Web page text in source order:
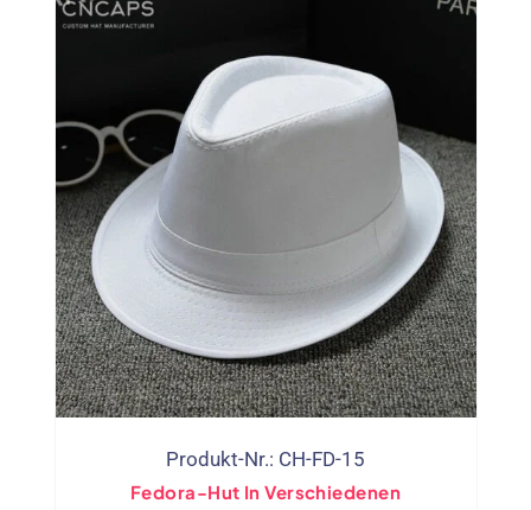
Produkt-Nr.: CH-FD-15
Fedora-Hut In Verschiedenen